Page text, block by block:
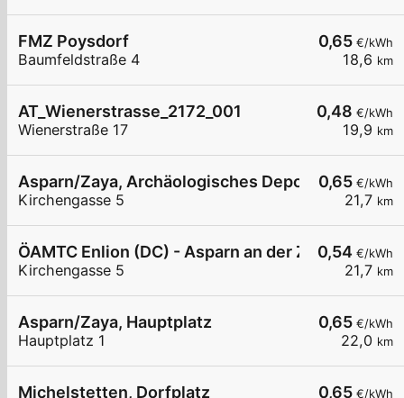
0,65 €/kWh
18,6 km
FMZ Poysdorf
Baumfeldstraße 4
0,48 €/kWh
19,9 km
AT_Wienerstrasse_2172_001
Wienerstraße 17
0,65 €/kWh
21,7 km
Asparn/Zaya, Archäologisches Depot
Kirchengasse 5
0,54 €/kWh
21,7 km
ÖAMTC Enlion (DC) - Asparn an der Zaya
Kirchengasse 5
0,65 €/kWh
22,0 km
Asparn/Zaya, Hauptplatz
Hauptplatz 1
0,65 €/kWh
Michelstetten, Dorfplatz